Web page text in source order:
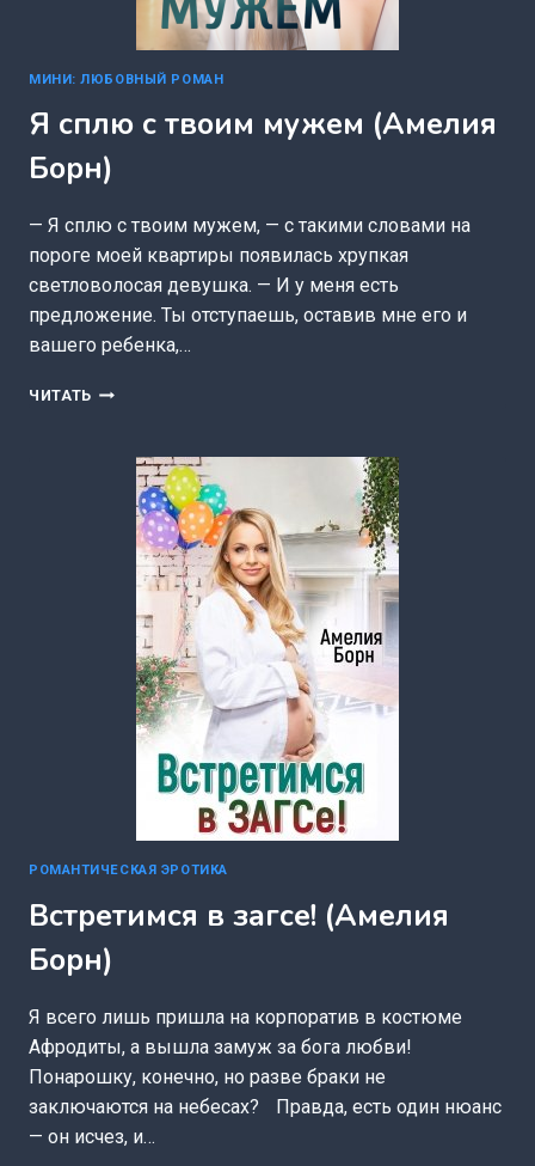
МИНИ: ЛЮБОВНЫЙ РОМАН
Я сплю с твоим мужем (Амелия
Борн)
— Я сплю с твоим мужем, — с такими словами на
пороге моей квартиры появилась хрупкая
светловолосая девушка. — И у меня есть
предложение. Ты отступаешь, оставив мне его и
вашего ребенка,…
ЧИТАТЬ Я
ТВОИМ
МУЖЕМ
(АМЕЛИЯ
БОРН)
РОМАНТИЧЕСКАЯ ЭРОТИКА
Встретимся в загсе! (Амелия
Борн)
Я всего лишь пришла на корпоратив в костюме
Афродиты, а вышла замуж за бога любви!
Понарошку, конечно, но разве браки не
заключаются на небесах? Правда, есть один нюанс
— он исчез, и…